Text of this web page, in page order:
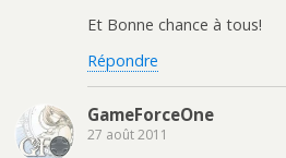
Et Bonne chance à tous!
Répondre
GameForceOne
27 août 2011